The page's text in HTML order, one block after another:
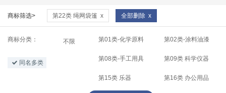
商标筛选> 第22类 绳网袋篷 x 全部删除 x
商标分类：
同名多类
不限 第01类-化学原料 第02类-涂料油漆
第08类-手工用具 第09类 科学仪器
第15类 乐器 第16类 办公用品